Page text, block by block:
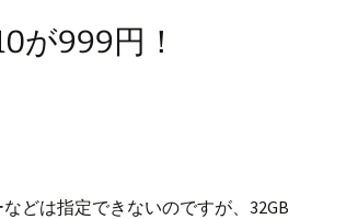
が999円！
どは指定できないのですが、32GB